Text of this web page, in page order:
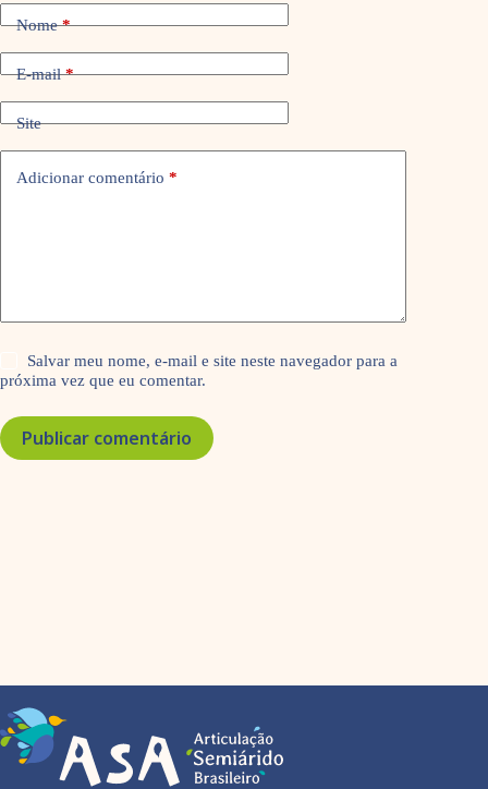
Nome*
E-mail*
Site
Adicionar comentário *
Salvar meu nome, e-mail e site neste navegador para a
próxima vez que eu comentar.
Publicar comentário